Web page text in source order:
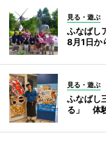
見る・遊ぶ
ふなばし
8月1日か
見る・遊ぶ
ふなばし
る」 体